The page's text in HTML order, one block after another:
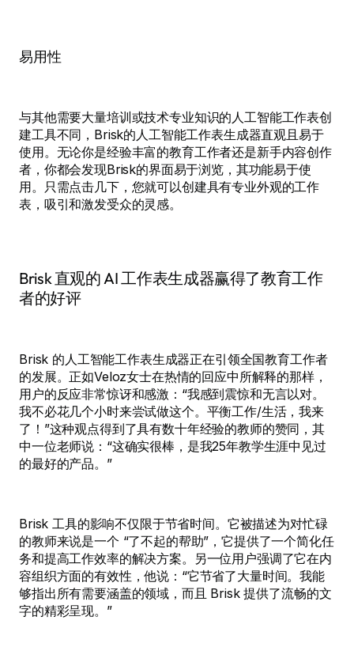
易用性
与其他需要大量培训或技术专业知识的人工智能工作表创
建工具不同，Brisk的人工智能工作表生成器直观且易于
使用。无论你是经验丰富的教育工作者还是新手内容创作
者，你都会发现Brisk的界面易于浏览，其功能易于使
用。只需点击几下，您就可以创建具有专业外观的工作
表，吸引和激发受众的灵感。
Brisk 直观的 AI 工作表生成器赢得了教育工作
者的好评
Brisk 的人工智能工作表生成器正在引领全国教育工作者
的发展。正如Veloz女士在热情的回应中所解释的那样，
用户的反应非常惊讶和感激：“我感到震惊和无言以对。
我不必花几个小时来尝试做这个。平衡工作/生活，我来
了！”这种观点得到了具有数十年经验的教师的赞同，其
中一位老师说：“这确实很棒，是我25年教学生涯中见过
的最好的产品。”
Brisk 工具的影响不仅限于节省时间。它被描述为对忙碌
的教师来说是一个 “了不起的帮助”，它提供了一个简化任
务和提高工作效率的解决方案。另一位用户强调了它在内
容组织方面的有效性，他说：“它节省了大量时间。我能
够指出所有需要涵盖的领域，而且 Brisk 提供了流畅的文
字的精彩呈现。”